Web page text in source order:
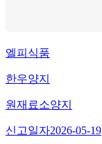
엘피식품
한우양지
원재료소양지
신고일자2026-05-19